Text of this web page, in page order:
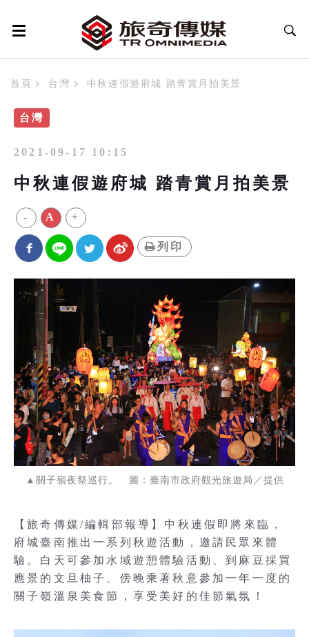
首頁 台灣 中秋連假遊府城 踏青賞月拍美景
台灣
2021-09-17 10:15
中秋連假遊府城 踏青賞月拍美景
- A +
列印
▲關子嶺夜祭巡行。 圖：臺南市政府觀光旅遊局／提供
【旅奇傳媒/編輯部報導】中秋連假即將來臨，
府城臺南推出一系列秋遊活動，邀請民眾來體
驗。白天可參加水域遊憩體驗活動、到麻豆採買
應景的文旦柚子、傍晚乘著秋意參加一年一度的
關子嶺溫泉美食節，享受美好的佳節氣氛！